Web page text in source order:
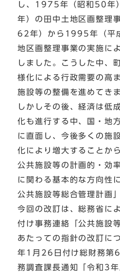
し、1975年（昭和50年
年）の田中土地区画整理
62年）から1995年（平
地区画整理事業の実施に
しました。こうした中、
様化による行政需要の高
施設等の整備を進めてき
しかしその後、経済は低
化も進行する中、国・地
に直面し、今後多くの施
化により増大することか
公共施設等の計画的・効
に関わる基本的な方向性
公共施設等総合管理計画
今回の改訂は、総務省に
付け事務連絡「公共施設
あたっての指針の改訂に
年1月26日付け総財務第
務調査課長通知「令和3